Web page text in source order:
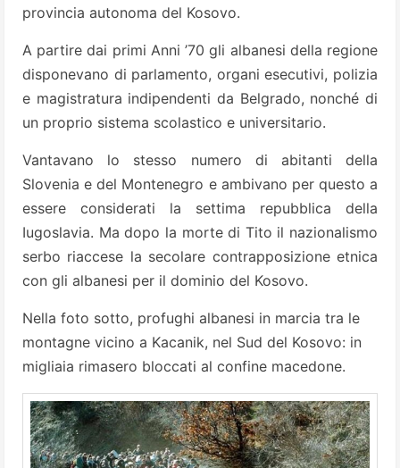
provincia autonoma del Kosovo.
A partire dai primi Anni ’70 gli albanesi della regione
disponevano di parlamento, organi esecutivi, polizia
e magistratura indipendenti da Belgrado, nonché di
un proprio sistema scolastico e universitario.
Vantavano lo stesso numero di abitanti della
Slovenia e del Montenegro e ambivano per questo a
essere considerati la settima repubblica della
Iugoslavia. Ma dopo la morte di Tito il nazionalismo
serbo riaccese la secolare contrapposizione etnica
con gli albanesi per il dominio del Kosovo.
Nella foto sotto, profughi albanesi in marcia tra le
montagne vicino a Kacanik, nel Sud del Kosovo: in
migliaia rimasero bloccati al confine macedone.